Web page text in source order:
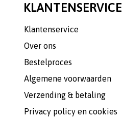
KLANTENSERVICE
Klantenservice
Over ons
Bestelproces
Algemene voorwaarden
Verzending & betaling
Privacy policy en cookies